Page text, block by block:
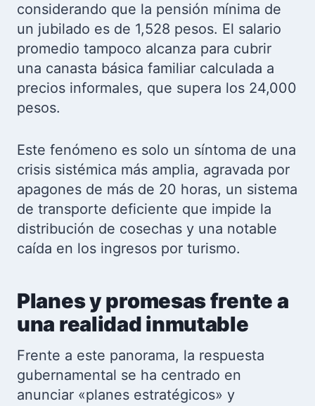
considerando que la pensión mínima de
un jubilado es de 1,528 pesos. El salario
promedio tampoco alcanza para cubrir
una canasta básica familiar calculada a
precios informales, que supera los 24,000
pesos.
Este fenómeno es solo un síntoma de una
crisis sistémica más amplia, agravada por
apagones de más de 20 horas, un sistema
de transporte deficiente que impide la
distribución de cosechas y una notable
caída en los ingresos por turismo.
Planes y promesas frente a
una realidad inmutable
Frente a este panorama, la respuesta
gubernamental se ha centrado en
anunciar «planes estratégicos» y